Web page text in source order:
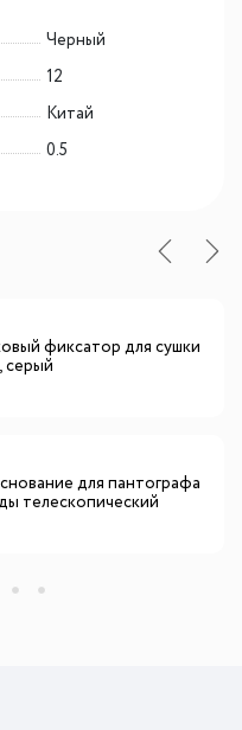
Черный
12
Китай
0.5
фиксатор для сушки
серый
для пантографа
телескопический